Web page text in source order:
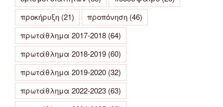
προκήρυξη (21) προπόνηση (46)
πρωτάθλημα 2017-2018 (64)
πρωτάθλημα 2018-2019 (60)
πρωτάθλημα 2019-2020 (32)
πρωτάθλημα 2022-2023 (63)